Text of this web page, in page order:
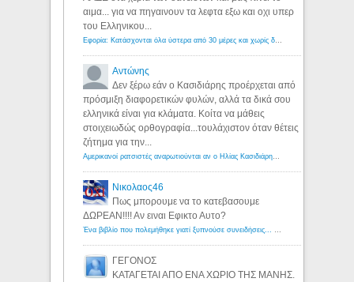
αιμα... για να πηγαινουν τα λεφτα εξω και οχι υπερ
του Ελληνικου...
Εφορία: Κατάσχονται όλα ύστερα από 30 μέρες και χωρίς δικαστικές αποφάσεις - Λόγιος Ερμής
Αντώνης
Δεν ξέρω εάν ο Κασιδιάρης προέρχεται από
πρόσμιξη διαφορετικών φυλών, αλλά τα δικά σου
ελληνικά είναι για κλάματα. Κοίτα να μάθεις
στοιχειωδώς ορθογραφία...τουλάχιστον όταν θέτεις
ζήτημα για την...
Αμερικανοί ρατσιστές αναρωτιούνται αν ο Ηλίας Κασιδιάρης ανήκει στη λευκή φυλή... - Λόγιος Ερμής
Νικολαος46
Πως μπορουμε να το κατεβασουμε
ΔΩΡΕΑΝ!!!! Αν ειναι Εφικτο Αυτο?
Ένα βιβλίο που πολεμήθηκε γιατί ξυπνούσε συνειδήσεις... - Λόγιος Ερμής | Η γνώση ξεκινάει με την αναζήτηση...
ΓΕΓΟΝΟΣ
ΚΑΤΑΓΕΤΑΙ ΑΠΟ ΕΝΑ ΧΩΡΙΟ ΤΗΣ ΜΑΝΗΣ.